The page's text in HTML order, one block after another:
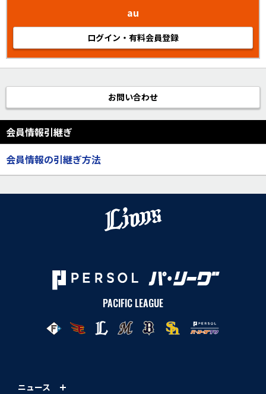
au
ログイン・有料会員登録
お問い合わせ
会員情報引継ぎ
会員情報の引継ぎ方法
PACIFIC LEAGUE
ニュース